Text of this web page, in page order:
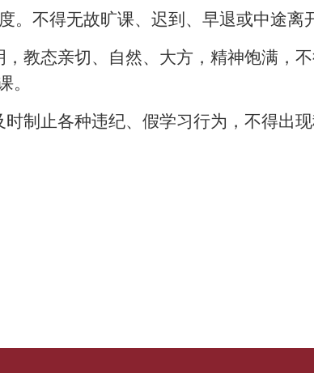
。不得无故旷课、迟到、早退或中途离
教态亲切、自然、大方，精神饱满，
。
制止各种违纪、假学习行为，不得出现